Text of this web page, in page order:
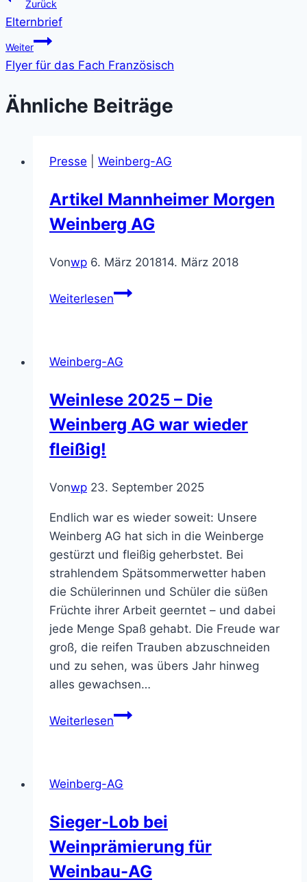
Zurück
Elternbrief
Weiter
Flyer für das Fach Französisch
Ähnliche Beiträge
Presse Weinberg-AG
Artikel Mannheimer Morgen
Weinberg AG
Vonwp 6. März 201814. März 2018
WeiterlesenArtikel
AG
Weinberg-AG
Weinlese 2025 – Die
Weinberg AG war wieder
fleißig!
Vonwp 23. September 2025
Endlich war es wieder soweit: Unsere
Weinberg AG hat sich in die Weinberge
gestürzt und fleißig geherbstet. Bei
strahlendem Spätsommerwetter haben
die Schülerinnen und Schüler die süßen
Früchte ihrer Arbeit geerntet – und dabei
jede Menge Spaß gehabt. Die Freude war
groß, die reifen Trauben abzuschneiden
und zu sehen, was übers Jahr hinweg
alles gewachsen…
WeiterlesenWeinlese
Weinberg
war
wieder
fleißig!
Weinberg-AG
Sieger-Lob bei
Weinprämierung für
Weinbau-AG